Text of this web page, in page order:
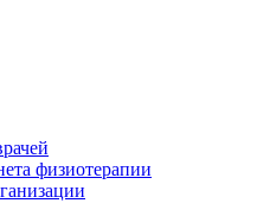
физиотерапии